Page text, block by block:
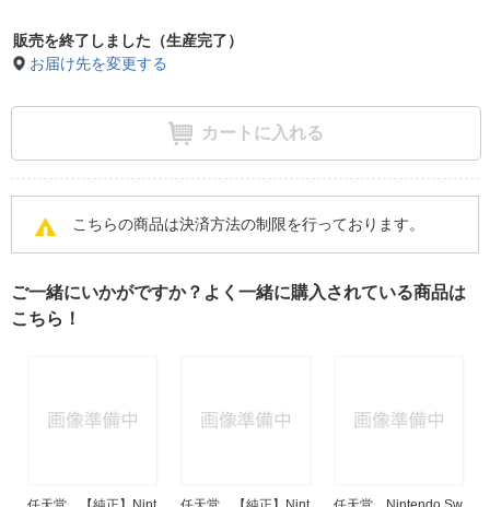
販売を終了しました（生産完了）
お届け先を変更する
カートに入れる
こちらの商品は決済方法の制限を行っております。
ご一緒にいかがですか？よく一緒に購入されている商品は
こちら！